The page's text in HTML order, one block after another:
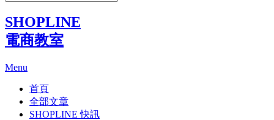
SHOPLINE
電商教室
Menu
首頁
全部文章
SHOPLINE 快訊